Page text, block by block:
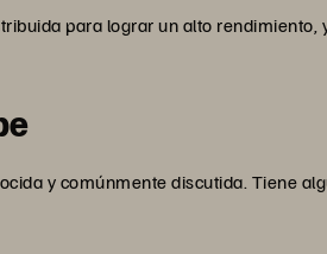
para lograr un alto
y comúnmente discutida. Tiene